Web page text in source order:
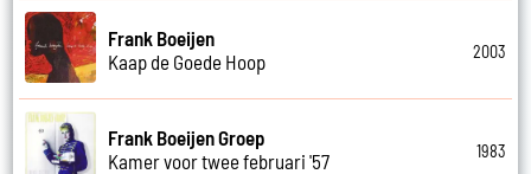
Frank Boeijen
Kaap de Goede Hoop
2003
Frank Boeijen Groep
Kamer voor twee februari '57
1983